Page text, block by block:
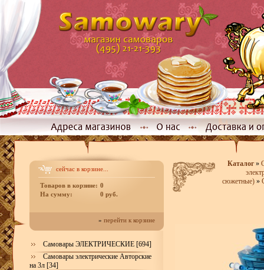
сейчас в корзине...
Товаров в корзине: 0
На сумму:
0 руб.
» перейти к корзине
Самовары ЭЛЕКТРИЧЕСКИЕ [694]
Самовары электрические Авторские
на 3л [34]
Каталог»
сюжетные)»